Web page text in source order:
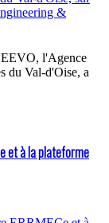
l'Agence
du Val-d'Oise, a
et à la plateforme